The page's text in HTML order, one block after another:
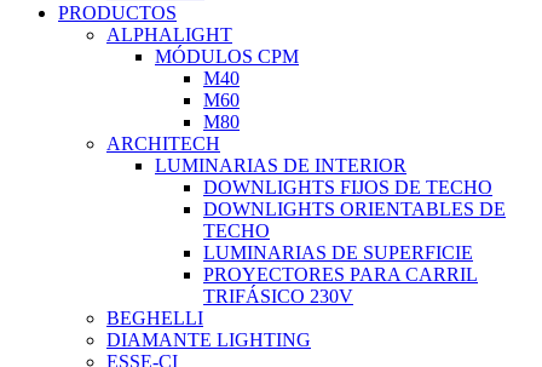
PRODUCTOS
ALPHALIGHT
MÓDULOS CPM
M40
M60
M80
ARCHITECH
LUMINARIAS DE INTERIOR
DOWNLIGHTS FIJOS DE TECHO
DOWNLIGHTS ORIENTABLES DE
TECHO
LUMINARIAS DE SUPERFICIE
PROYECTORES PARA CARRIL
TRIFÁSICO 230V
BEGHELLI
DIAMANTE LIGHTING
ESSE-CI